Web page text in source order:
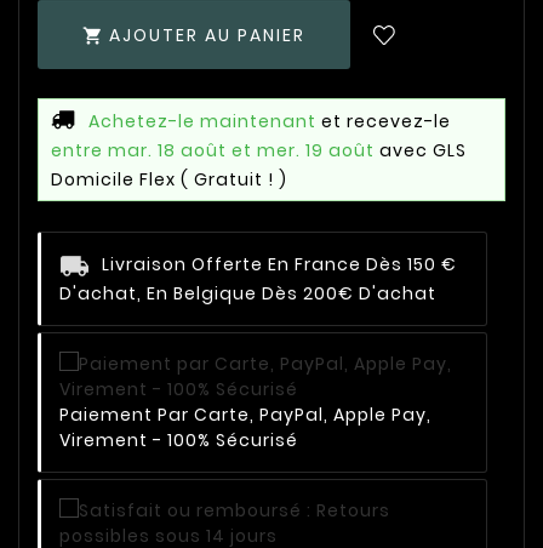
 AJOUTER AU PANIER
Achetez-le maintenant et recevez-le
entre mar. 18 août et mer. 19 août avec GLS
Domicile Flex ( Gratuit ! )
Livraison Offerte En France Dès 150 €
D'achat, En Belgique Dès 200€ D'achat
Paiement Par Carte, PayPal, Apple Pay,
Virement - 100% Sécurisé